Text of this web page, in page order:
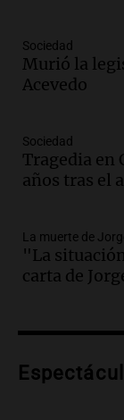
la
Amamos
Audio.
con
Audio.
con
Rosa
Episodios
Sociedad
Murió la
Acevedo
Sociedad
Tragedia en
años tras el
La muerte de
"La
carta de